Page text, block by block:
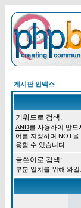
게시판 인덱스
키워드로 검색:
AND를 사용하여 반드
어를 지정하며 NOT을
용할 수 있습니다
글쓴이로 검색:
부분 일치를 위해 와